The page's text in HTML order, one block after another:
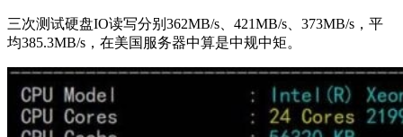
三次测试硬盘IO读写分别362MB/s、421MB/s、373MB/s，平
均385.3MB/s，在美国服务器中算是中规中矩。